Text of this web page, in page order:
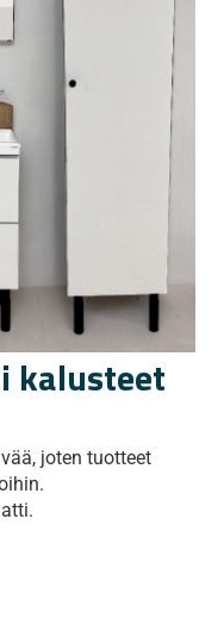
kalusteet
joten tuotteet